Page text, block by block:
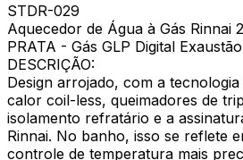
STDR-029
Aquecedor de Água à Gás Rinnai
PRATA - Gás GLP Digital
DESCRIÇÃO:
Design arrojado, com a
calor coil-less, queimadores de
isolamento refratário e a
Rinnai. No banho, isso se reflete
controle de temperatura mais